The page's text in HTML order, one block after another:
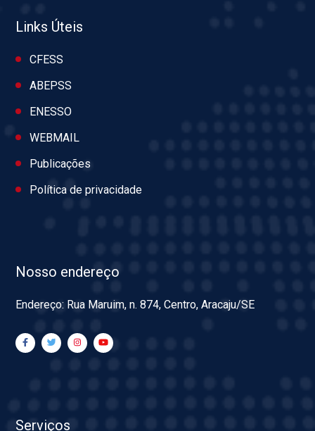
Links Úteis
CFESS
ABEPSS
ENESSO
WEBMAIL
Publicações
Política de privacidade
Nosso endereço
Endereço: Rua Maruim, n. 874, Centro, Aracaju/SE
Serviços